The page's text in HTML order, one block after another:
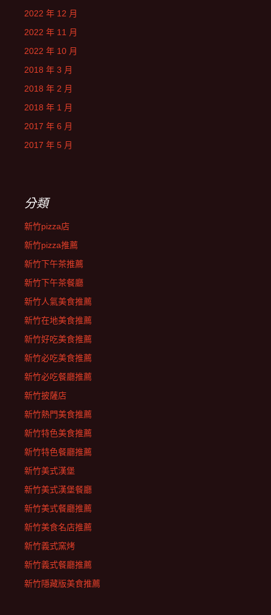
2022 年 12 月
2022 年 11 月
2022 年 10 月
2018 年 3 月
2018 年 2 月
2018 年 1 月
2017 年 6 月
2017 年 5 月
分類
新竹pizza店
新竹pizza推薦
新竹下午茶推薦
新竹下午茶餐廳
新竹人氣美食推薦
新竹在地美食推薦
新竹好吃美食推薦
新竹必吃美食推薦
新竹必吃餐廳推薦
新竹披薩店
新竹熱門美食推薦
新竹特色美食推薦
新竹特色餐廳推薦
新竹美式漢堡
新竹美式漢堡餐廳
新竹美式餐廳推薦
新竹美食名店推薦
新竹義式窯烤
新竹義式餐廳推薦
新竹隱藏版美食推薦